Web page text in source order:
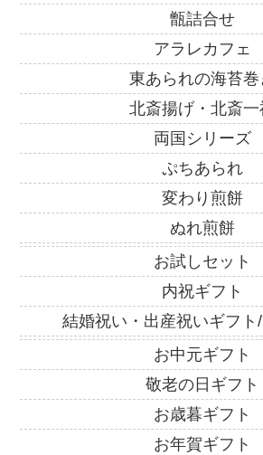
甑詰合せ
アラレカフェ
東あられの海苔巻
北斎揚げ・北斎一
両国シリーズ
ぷちあられ
変わり煎餅
ぬれ煎餅
お試しセット
内祝ギフト
結婚祝い・出産祝いギフト
お中元ギフト
敬老の日ギフト
お歳暮ギフト
お年賀ギフト